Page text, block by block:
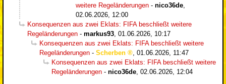
weitere Regeländerungen - nico36de
02.06.2026, 12:00
Konsequenzen aus zwei Eklats: FIFA beschließt weitere
Regeländerungen - markus93 01.06.2026, 10:17
Konsequenzen aus zwei Eklats: FIFA beschließt weitere
Regeländerungen - Scherben
01.06.2026, 11:47
Konsequenzen aus zwei Eklats: FIFA beschließt weitere
Regeländerungen - nico36de 02.06.2026, 12:04